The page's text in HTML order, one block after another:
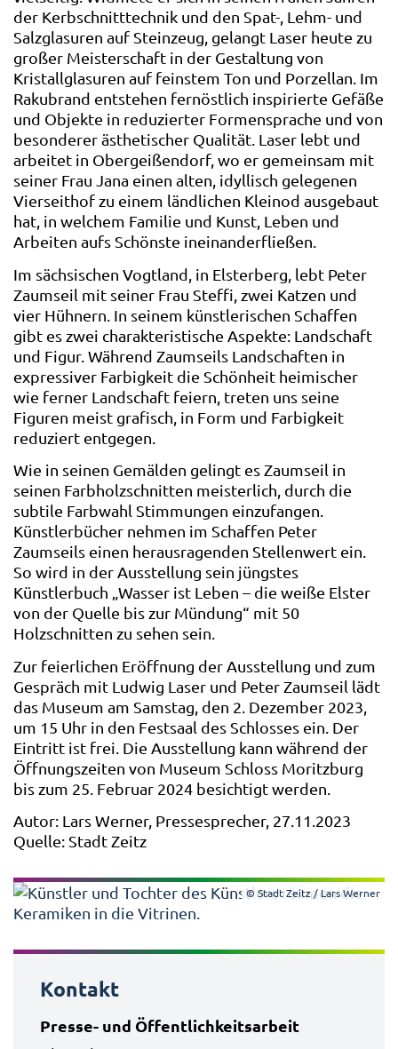
der Kerbschnitttechnik und den Spat-, Lehm- und
Salzglasuren auf Steinzeug, gelangt Laser heute zu
großer Meisterschaft in der Gestaltung von
Kristallglasuren auf feinstem Ton und Porzellan. Im
Rakubrand entstehen fernöstlich inspirierte Gefäße
und Objekte in reduzierter Formensprache und von
besonderer ästhetischer Qualität. Laser lebt und
arbeitet in Obergeißendorf, wo er gemeinsam mit
seiner Frau Jana einen alten, idyllisch gelegenen
Vierseithof zu einem ländlichen Kleinod ausgebaut
hat, in welchem Familie und Kunst, Leben und
Arbeiten aufs Schönste ineinanderfließen.
Im sächsischen Vogtland, in Elsterberg, lebt Peter
Zaumseil mit seiner Frau Steffi, zwei Katzen und
vier Hühnern. In seinem künstlerischen Schaffen
gibt es zwei charakteristische Aspekte: Landschaft
und Figur. Während Zaumseils Landschaften in
expressiver Farbigkeit die Schönheit heimischer
wie ferner Landschaft feiern, treten uns seine
Figuren meist grafisch, in Form und Farbigkeit
reduziert entgegen.
Wie in seinen Gemälden gelingt es Zaumseil in
seinen Farbholzschnitten meisterlich, durch die
subtile Farbwahl Stimmungen einzufangen.
Künstlerbücher nehmen im Schaffen Peter
Zaumseils einen herausragenden Stellenwert ein.
So wird in der Ausstellung sein jüngstes
Künstlerbuch „Wasser ist Leben – die weiße Elster
von der Quelle bis zur Mündung“ mit 50
Holzschnitten zu sehen sein.
Zur feierlichen Eröffnung der Ausstellung und zum
Gespräch mit Ludwig Laser und Peter Zaumseil lädt
das Museum am Samstag, den 2. Dezember 2023,
um 15 Uhr in den Festsaal des Schlosses ein. Der
Eintritt ist frei. Die Ausstellung kann während der
Öffnungszeiten von Museum Schloss Moritzburg
bis zum 25. Februar 2024 besichtigt werden.
Autor: Lars Werner, Pressesprecher, 27.11.2023
Quelle: Stadt Zeitz
© Stadt Zeitz / Lars Werner
Kontakt
Presse- und Öffentlichkeitsarbeit